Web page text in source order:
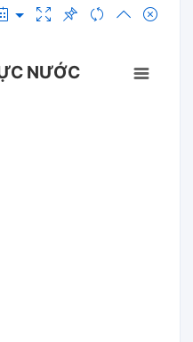
NƯỚC